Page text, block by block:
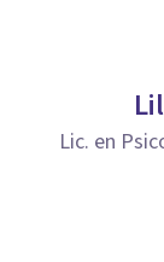
Lic. en